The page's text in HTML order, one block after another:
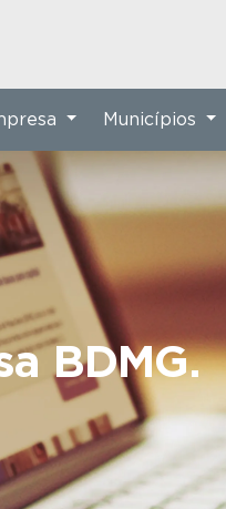
BDMG.
Municípios